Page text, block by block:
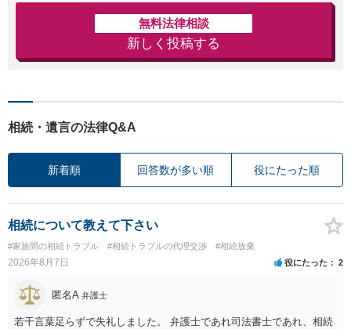
無料法律相談
新しく投稿する
相続・遺言の法律Q&A
新着順 回答数が多い順 役にたった順
相続について教えて下さい
#家族間の相続トラブル #相続トラブルの代理交渉 #相続放棄
2026年8月7日 役にたった 2
匿名A 弁護士
若干言葉足らずで失礼しました。 弁護士であれ司法書士であれ、相続